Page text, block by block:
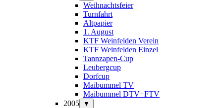
Weihnachtsfeier
Turnfahrt
Altpapier
1. August
KTF Weinfelden Verein
KTF Weinfelden Einzel
Tannzapen-Cup
Leubergcup
Dorfcup
Maibummel TV
Maibummel DTV+FTV
2005
▼